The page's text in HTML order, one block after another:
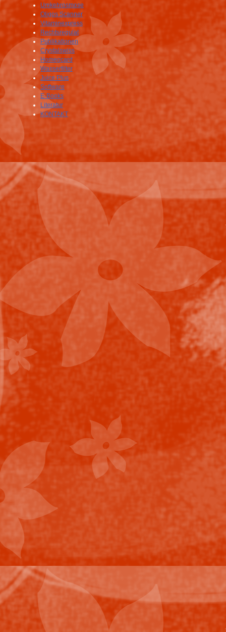
Umkehrosmose
Oligos Scanner
Vitaminexpress
Rechtsregulat
Publikationen
Crystalswiss
Homeocard
Wasserfilter
Juice Plus
Software
E-Books
Literatur
KONTAKT